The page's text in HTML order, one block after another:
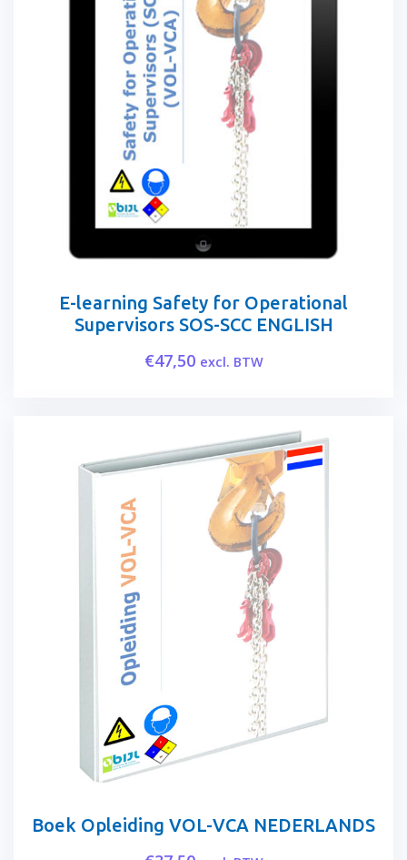
E-learning Safety for Operational
Supervisors SOS-SCC ENGLISH
€47,50 excl. BTW
Boek Opleiding VOL-VCA NEDERLANDS